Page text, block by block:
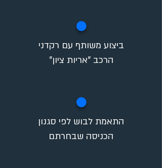
✪
ביצוע משותף עם רקדני
הרכב "אריות ציון"
✪
התאמת לבוש לפי סגנון
הכניסה שבחרתם